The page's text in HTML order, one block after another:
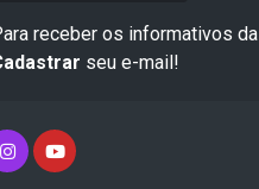
receber os informativos
seu e-mail!